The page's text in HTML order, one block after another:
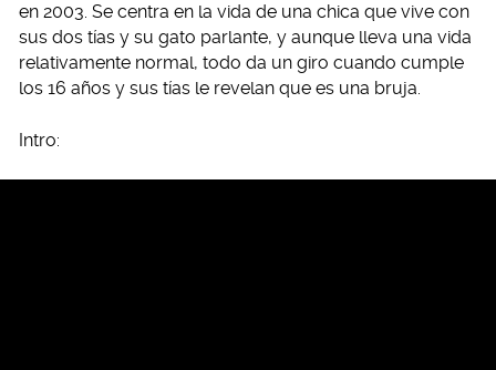
en 2003. Se centra en la vida de una chica que vive con
sus dos tías y su gato parlante, y aunque lleva una vida
relativamente normal, todo da un giro cuando cumple
los 16 años y sus tías le revelan que es una bruja.
Intro: